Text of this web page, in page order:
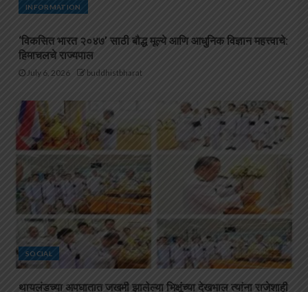
INFORMATION
‘विकसित भारत २०४७’ साठी बौद्ध मूल्ये आणि आधुनिक विज्ञान महत्त्वाचे:
हिमाचलचे राज्यपाल
July 6, 2026 buddhistbharat
SOCIAL
थायलंडच्या अपघातात जखमी झालेल्या भिक्षूंच्या देखभाल त्यांना राजेशाही